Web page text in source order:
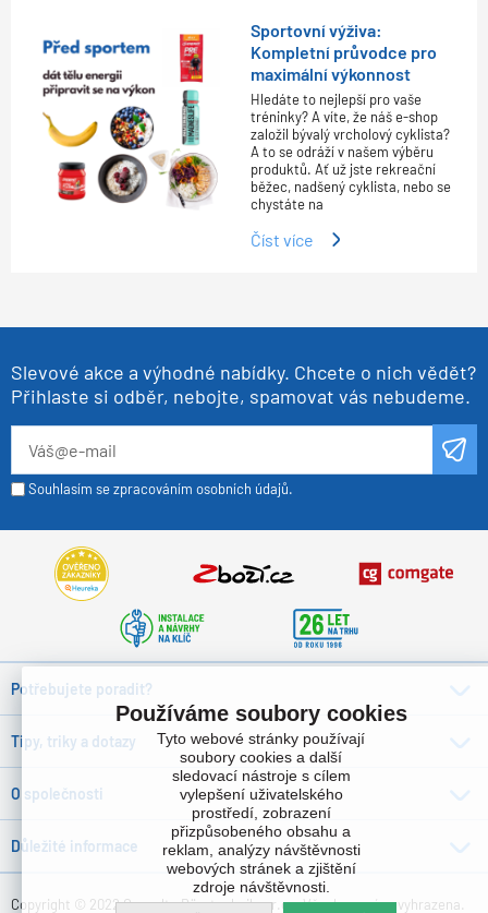
Sportovní výživa:
Kompletní průvodce pro
maximální výkonnost
Hledáte to nejlepší pro vaše
tréninky? A víte, že náš e-shop
založil bývalý vrcholový cyklista?
A to se odráží v našem výběru
produktů. Ať už jste rekreační
běžec, nadšený cyklista, nebo se
chystáte na
Číst více
Slevové akce a výhodné nabídky. Chcete o nich vědět?
Přihlaste si odběr, nebojte, spamovat vás nebudeme.
Souhlasím se zpracováním osobních údajů.
Potřebujete poradit?
Tipy, triky a dotazy
O společnosti
Důležité informace
Copyright © 2022 Consulta Bürotechnik s.r.o. , Všechna práva vyhrazena.
Používáme soubory cookies
Tyto webové stránky používají
soubory cookies a další
sledovací nástroje s cílem
vylepšení uživatelského
prostředí, zobrazení
přizpůsobeného obsahu a
reklam, analýzy návštěvnosti
webových stránek a zjištění
zdroje návštěvnosti.